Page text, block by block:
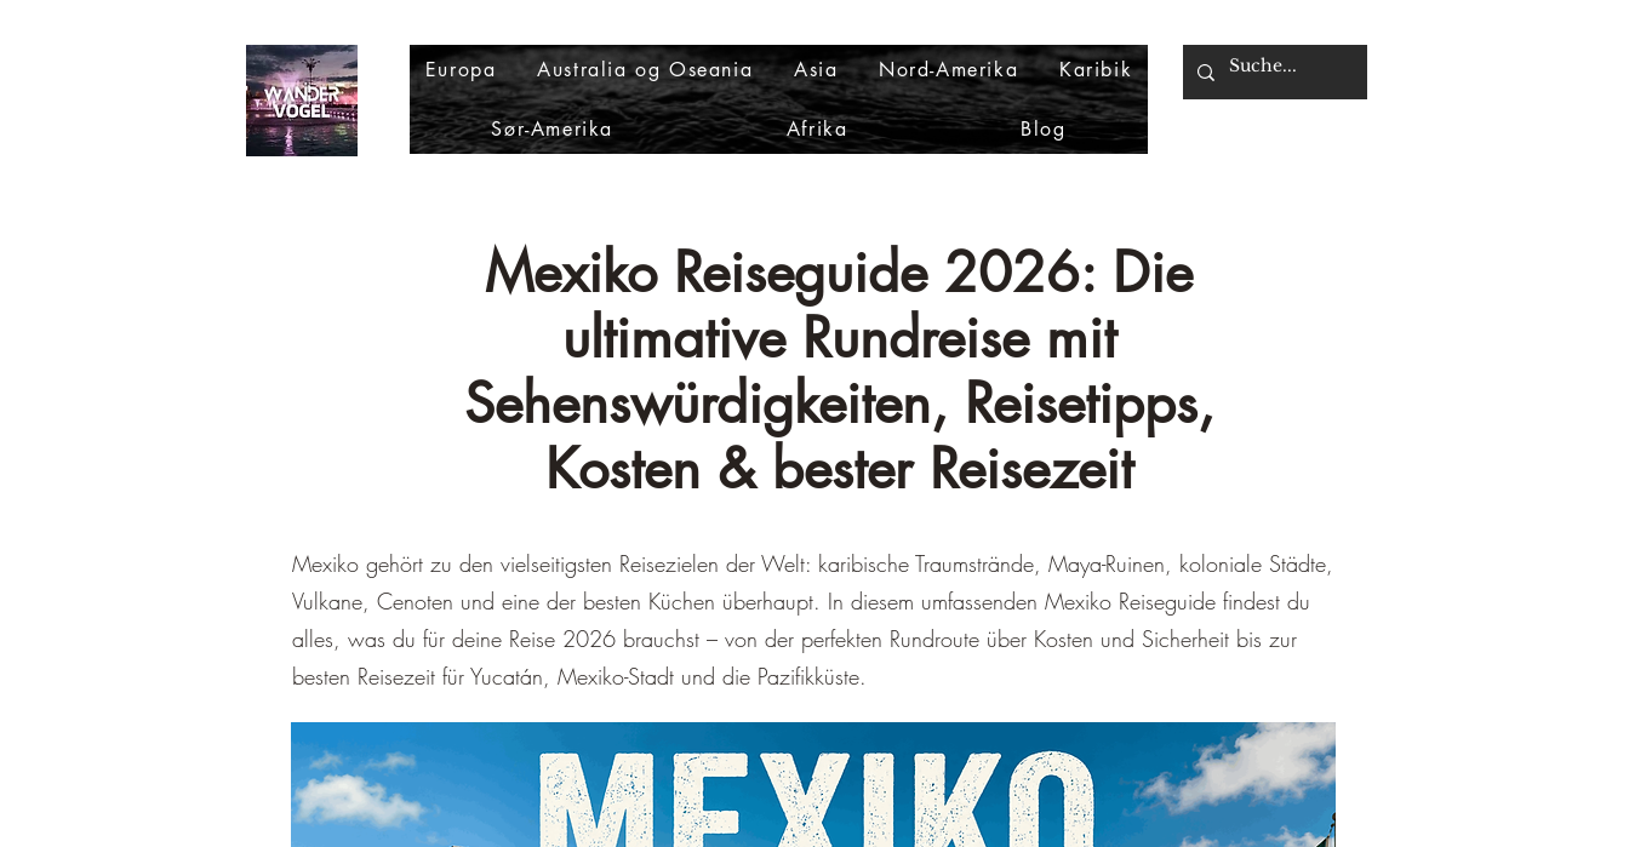
Europa Australia og Oseania Asia Nord-Amerika Karibik
Sør-Amerika Afrika Blog
Mexiko Reiseguide 2026: Die
ultimative Rundreise mit
Sehenswürdigkeiten, Reisetipps,
Kosten & bester Reisezeit
Mexiko gehört zu den vielseitigsten Reisezielen der Welt: karibische Traumstrände, Maya-Ruinen, koloniale Städte,
Vulkane, Cenoten und eine der besten Küchen überhaupt. In diesem umfassenden Mexiko Reiseguide findest du
alles, was du für deine Reise 2026 brauchst – von der perfekten Rundroute über Kosten und Sicherheit bis zur
besten Reisezeit für Yucatán, Mexiko-Stadt und die Pazifikküste.